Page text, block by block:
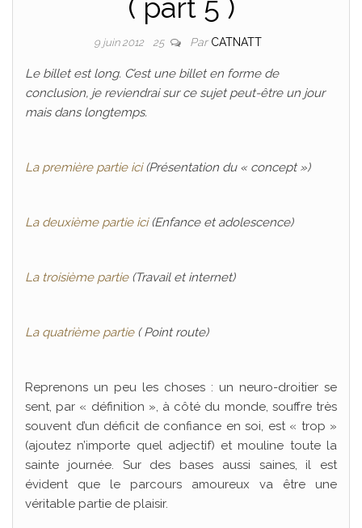
( part 5 )
9 juin 2012 25 Par CATNATT
Le billet est long. C’est une billet en forme de
conclusion, je reviendrai sur ce sujet peut-être un jour
mais dans longtemps.
La première partie ici(Présentation du « concept »)
La deuxième partie ici(Enfance et adolescence)
La troisième partie(Travail et internet)
La quatrième partie( Point route)
Reprenons un peu les choses : un neuro-droitier se
sent, par « définition », à côté du monde, souffre très
souvent d’un déficit de confiance en soi, est « trop »
(ajoutez n’importe quel adjectif) et mouline toute la
sainte journée. Sur des bases aussi saines, il est
évident que le parcours amoureux va être une
véritable partie de plaisir.